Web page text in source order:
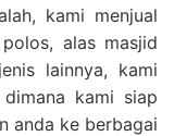
kami menjual
alas masjid
lainnya, kami
kami siap
anda ke berbagai